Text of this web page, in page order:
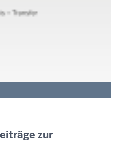
zur